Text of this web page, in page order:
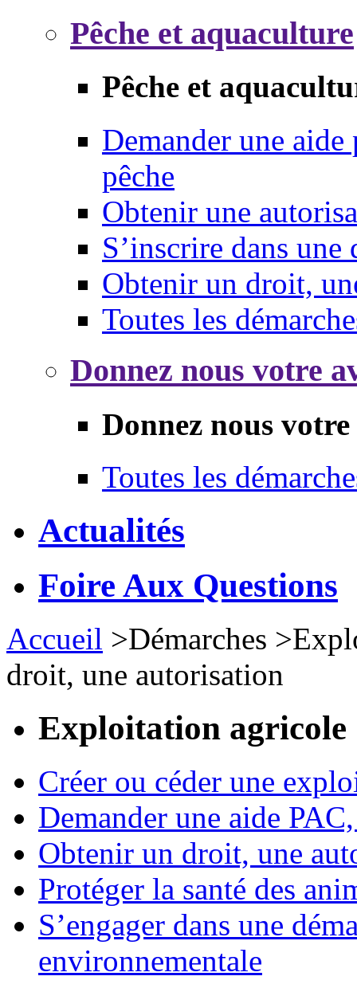
Pêche et aquaculture
Pêche et
Demander une
pêche
Obtenir une
S’inscrire dans une
Obtenir un droit,
Toutes les
Donnez nous votre
Donnez nous
Toutes les
Actualités
Foire Aux Questions
Accueil >Démarches >
droit, une autorisation
Exploitation agricole
Créer ou céder une
Demander une aide
Obtenir un droit, une
Protéger la santé des
S’engager dans une
environnementale